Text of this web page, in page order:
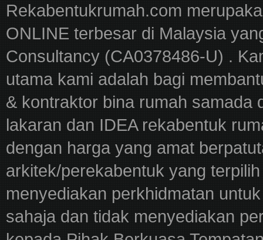
Rekabentukrumah.com
ONLINE terbesar di Malaysia
Consultancy (CA0378486-U) .
utama kami adalah bagi
& kontraktor bina rumah samada
lakaran dan IDEA rekabentuk
dengan harga yang amat
arkitek/perekabentuk yang
menyediakan perkhidmatan
sahaja dan tidak menyediakan